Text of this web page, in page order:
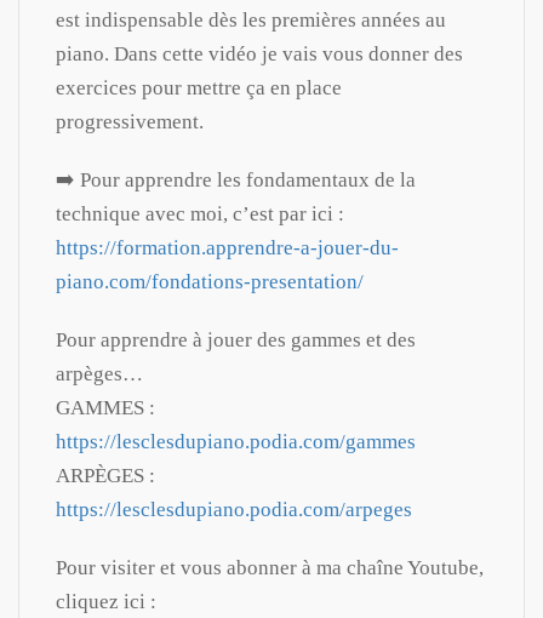
est indispensable dès les premières années au
piano. Dans cette vidéo je vais vous donner des
exercices pour mettre ça en place
progressivement.
➡️ Pour apprendre les fondamentaux de la
technique avec moi, c’est par ici :
https://formation.apprendre-a-jouer-du-
piano.com/fondations-presentation/
Pour apprendre à jouer des gammes et des
arpèges…
GAMMES :
https://lesclesdupiano.podia.com/gammes
ARPÈGES :
https://lesclesdupiano.podia.com/arpeges
Pour visiter et vous abonner à ma chaîne Youtube,
cliquez ici :